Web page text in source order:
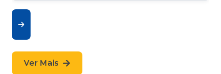
Ver Mais